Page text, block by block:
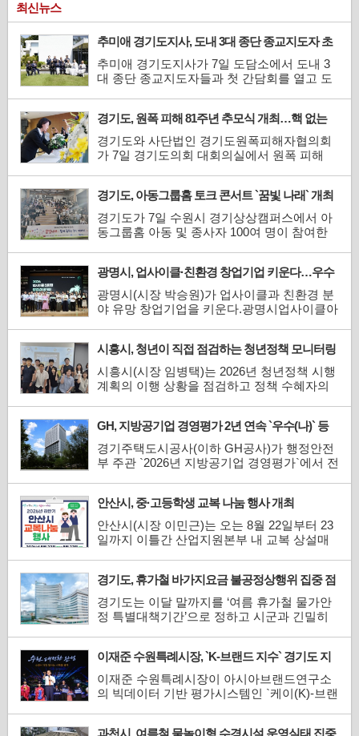
최신뉴스
추미애 경기도지사, 도내 3대 종단 종교지도자 초
청 간담회 개최
추미애 경기도지사가 7일 도담소에서 도내 3
대 종단 종교지도자들과 첫 간담회를 열고 도
과 자원을 어떻게 배분하고 효과적으로 잘 쓰
는지를 정하는 일로 끝도 없고 늘 해도 부족한
것 같다”고 말했다.이어 추 지사는 “나라가 하
지 못하...
경기도, 원폭 피해 81주년 추모식 개최…핵 없는
평화 세상 염원
경기도와 사단법인 경기도원폭피해자협의회
가 7일 경기도의회 대회의실에서 원폭 피해
81주년 추모식’을 개최했다.이 날 추모식에는
추미애 경기도지사와 남종섭 경기도의회 의
장, 한국원폭피해자협회 서울지부 정정웅 지
부장, 박상복 경기...
경기도, 아동그룹홈 토크 콘서트 `꿈빛 나래` 개최
경기도가 7일 수원시 경기상상캠퍼스에서 아
동그룹홈 아동 및 종사자 100여 명이 참여한
보호를 받기 어려운 아동들에게 가정과 같은
환경을 제공하는 아동복지시설이다. 이 날 행
사는 아이들이 그룹홈에서 갈고닦은 재능을
발휘할 기회를 ...
광명시, 업사이클·친환경 창업기업 키운다…우수
팀에 총 3천만 원 지원
광명시(시장 박승원)가 업사이클과 친환경 분
야 유망 창업기업을 키운다.광명시업사이클아
규모의 시상금과 창업 역량 강화 프로그램을
지원한다고 7일 밝혔다.이번 경진대회는 업사
이클과 친환경 분야의 우수한 창업 아이디어
를 발굴하고, 광명...
시흥시, 청년이 직접 점검하는 청년정책 모니터링
본격 추진
시흥시(시장 임병택)는 2026년 청년정책 시행
계획의 이행 상황을 점검하고 정책 수혜자의
정책 모니터링은 청년이 직접 청년정책 추진
현황을 확인하고 실제 체감도를 바탕으로 개
선 의견을 제안하는 참여형 정책 점검 과정이
다. 사업별 성과와 문제점...
GH, 지방공기업 경영평가 2년 연속 `우수(나)` 등
급 획득
경기주택도시공사(이하 GH공사)가 행정안전
부 주관 `2026년 지방공기업 경영평가`에서 전
난해에 이어 2년 연속 우수 등급인 `나`등급을
획득하며 우수 공기업으로서의 경쟁력을 다시
한번 입증했다.이번 평가에서 GH공사는 ▲3
기 신도시 등 공공주택 공급 ...
안산시, 중·고등학생 교복 나눔 행사 개최
안산시(시장 이민근)는 오는 8월 22일부터 23
일까지 이틀간 산업지원본부 내 교복 상설매
는 사용하지 않는 교복을 기증받아 필요한 학
생들에게 저렴한 가격으로 판매하고, 수익금
을 기부해 나눔과 환경 보전을 실천하기 위해
2013년부터 추진되고 있...
경기도, 휴가철 바가지요금 불공정상행위 집중 점
검
경기도는 이달 말까지를 ‘여름 휴가철 물가안
정 특별대책기간’으로 정하고 시군과 긴밀히
인상과 바가지요금 등 불공정 상행위를 예방
하고, 건전한 상거래 질서를 확립하기 위해 추
진된다.시군별로 지역상인회 및 소비자단체와
합동점검반...
이재준 수원특례시장, `K-브랜드 지수` 경기도 지
자체장 부문 1위
이재준 수원특례시장이 아시아브랜드연구소
의 빅데이터 기반 평가시스템인 `케이(K)-브랜
과천시, 여름철 물놀이형 수경시설 운영실태 집중